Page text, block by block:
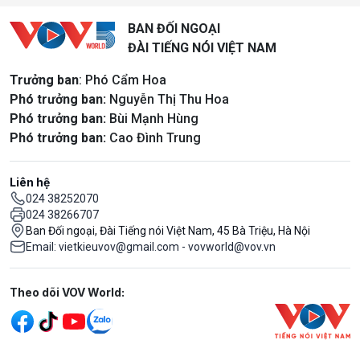
BAN ĐỐI NGOẠI
ĐÀI TIẾNG NÓI VIỆT NAM
Trưởng ban: Phó Cẩm Hoa
Phó trưởng ban: Nguyễn Thị Thu Hoa
Phó trưởng ban: Bùi Mạnh Hùng
Phó trưởng ban: Cao Đình Trung
Liên hệ
024 38252070
024 38266707
Ban Đối ngoại, Đài Tiếng nói Việt Nam, 45 Bà Triệu, Hà Nội
Email: vietkieuvov@gmail.com - vovworld@vov.vn
Mạng xã hội
Theo dõi VOV World: